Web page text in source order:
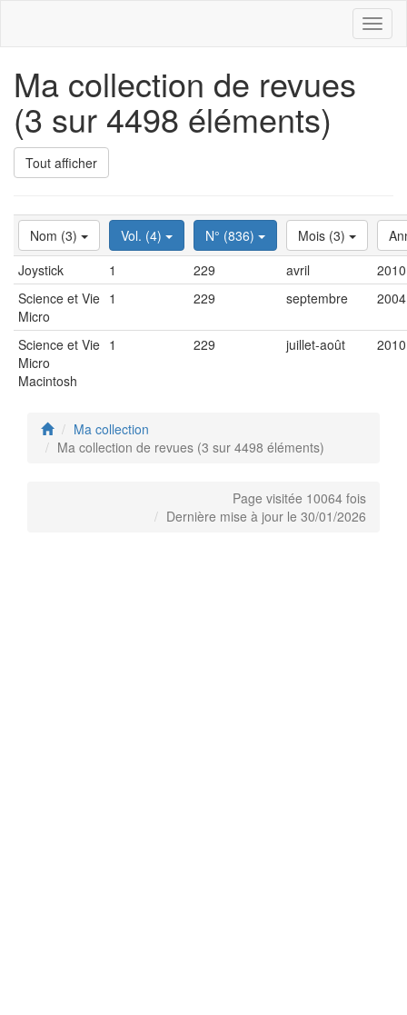
Ma collection de revues
(3 sur 4498 éléments)
Tout afficher
Nom (3) Vol. (4) N° (836) Mois (3)
Joystick
1 229 avril
2010
Science et Vie
Micro
1 229 septembre 2004
Science et Vie
Micro
Macintosh
1 229 juillet-août 2010
Ma collection
Ma collection de revues (3 sur 4498 éléments)
Page visitée 10064 fois
Dernière mise à jour le 30/01/2026